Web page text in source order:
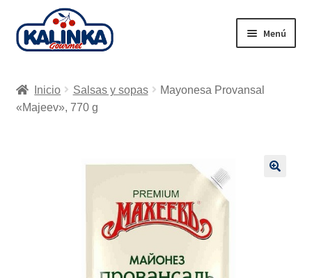
Ir
a
Ir
al
Menú
Tienda en línea
Inicio Salsas y sopas
Mayonesa Provansal
«Majeev», 770 g